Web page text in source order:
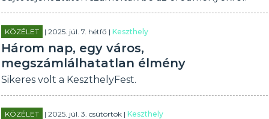
KÖZÉLET | 2025. júl. 7. hétfő |Keszthely
Három nap, egy város,
megszámlálhatatlan élmény
Sikeres volt a KeszthelyFest.
KÖZÉLET | 2025. júl. 3. csütörtök |Keszthely